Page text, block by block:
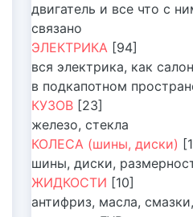
двигатель и все что с
связано
ЭЛЕКТРИКА [94]
вся электрика, как
в подкапотном
КУЗОВ [23]
железо, стекла
КОЛЕСА (шины, диски)
шины, диски,
ЖИДКОСТИ [10]
антифриз, масла, смазки,